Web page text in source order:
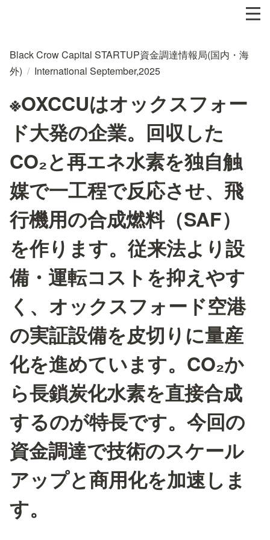
Black Crow Capital STARTUP資金調達情報局(国内・海
外) / International September,2025
※OXCCUはオックスフォー
ド大発の企業。回収した
CO₂と再エネ水素を独自触
媒で一工程で反応させ、飛
行機用の合成燃料（SAF）
を作ります。従来法より設
備・運転コストを抑えやす
く、オックスフォード空港
の実証設備を皮切りに量産
化を進めています。CO₂か
ら長鎖炭化水素を直接合成
するのが特長です。今回の
資金調達で技術のスケール
アップと商用化を加速しま
す。